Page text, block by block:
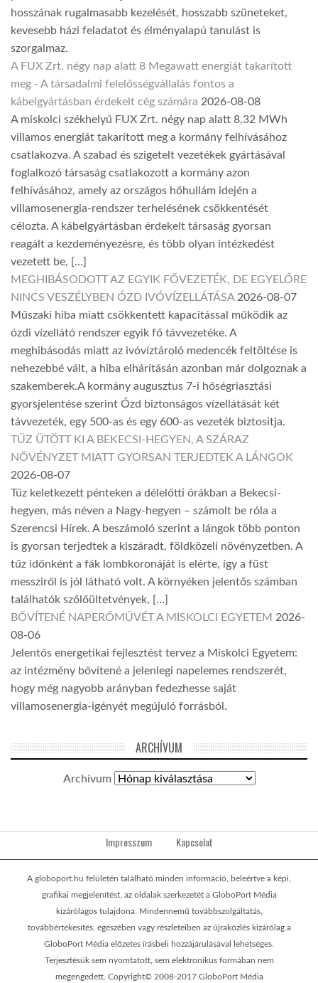
hosszának rugalmasabb kezelését, hosszabb szüneteket,
kevesebb házi feladatot és élményalapú tanulást is
szorgalmaz.
A FUX Zrt. négy nap alatt 8 Megawatt energiát takarított
meg - A társadalmi felelősségvállalás fontos a
kábelgyártásban érdekelt cég számára 2026-08-08
A miskolci székhelyű FUX Zrt. négy nap alatt 8,32 MWh
villamos energiát takarított meg a kormány felhívásához
csatlakozva. A szabad és szigetelt vezetékek gyártásával
foglalkozó társaság csatlakozott a kormány azon
felhívásához, amely az országos hőhullám idején a
villamosenergia-rendszer terhelésének csökkentését
célozta. A kábelgyártásban érdekelt társaság gyorsan
reagált a kezdeményezésre, és több olyan intézkedést
vezetett be, […]
MEGHIBÁSODOTT AZ EGYIK FŐVEZETÉK, DE EGYELŐRE
NINCS VESZÉLYBEN ÓZD IVÓVÍZELLÁTÁSA 2026-08-07
Műszaki hiba miatt csökkentett kapacitással működik az
ózdi vízellátó rendszer egyik fő távvezetéke. A
meghibásodás miatt az ivóvíztároló medencék feltöltése is
nehezebbé vált, a hiba elhárításán azonban már dolgoznak a
szakemberek.A kormány augusztus 7-i hőségriasztási
gyorsjelentése szerint Ózd biztonságos vízellátását két
távvezeték, egy 500-as és egy 600-as vezeték biztosítja.
TŰZ ÜTÖTT KI A BEKECSI-HEGYEN, A SZÁRAZ
NÖVÉNYZET MIATT GYORSAN TERJEDTEK A LÁNGOK
2026-08-07
Tűz keletkezett pénteken a délelőtti órákban a Bekecsi-
hegyen, más néven a Nagy-hegyen – számolt be róla a
Szerencsi Hírek. A beszámoló szerint a lángok több ponton
is gyorsan terjedtek a kiszáradt, földközeli növényzetben. A
tűz időnként a fák lombkoronáját is elérte, így a füst
messziről is jól látható volt. A környéken jelentős számban
találhatók szőlőültetvények, […]
BŐVÍTENÉ NAPERŐMŰVÉT A MISKOLCI EGYETEM 2026-
08-06
Jelentős energetikai fejlesztést tervez a Miskolci Egyetem:
az intézmény bővítené a jelenlegi napelemes rendszerét,
hogy még nagyobb arányban fedezhesse saját
villamosenergia-igényét megújuló forrásból.
ARCHÍVUM
Archívum
Impresszum Kapcsolat
A globoport.hu felületén található minden információ, beleértve a képi,
grafikai megjelenítést, az oldalak szerkezetét a GloboPort Média
kizárólagos tulajdona. Mindennemű továbbszolgáltatás,
továbbértékesítés, egészében vagy részleteiben az újraközlés kizárólag a
GloboPort Média előzetes írásbeli hozzájárulásával lehetséges.
Terjesztésük sem nyomtatott, sem elektronikus formában nem
megengedett. Copyright© 2008-2017 GloboPort Média